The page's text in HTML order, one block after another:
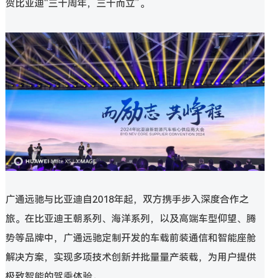
贺比亚迪“三十周年，三十而立”。
广通远驰与比亚迪自2018年起，双方携手步入深度合作之
旅。在比亚迪王朝系列、海洋系列，以及高端车型仰望、腾
势等品牌中，广通远驰定制开发的车载前装通信和智能座舱
解决方案，实现多项技术创新并批量量产装载，为用户提供